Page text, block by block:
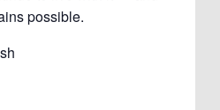
possible.